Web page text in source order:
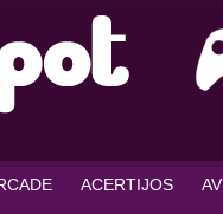
ACERTIJOS